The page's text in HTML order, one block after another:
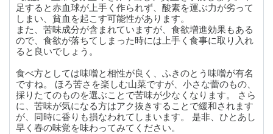
足すると赤血球が上手く作られず、酸素を運ぶ力が劣って
しまい、貧血を起こす可能性があります。
また、苦味成分が含まれていますが、食欲増進効果もある
ので、食欲が落ちてしまった時には上手く食事に取り入れ
ると良いでしょう。
食べ方としては味噌と相性が良く、ふきのとう味噌が有名
ですね。 ほろ苦さを楽しむ山菜ですが、小さな蕾のもの、
採りたてのものを選ぶことで苦味が少なくなります。 さら
に、苦味が気になる方はアク抜きすることで緩和されます
が、同時に香りも損なわれてしまいます。 是非、ひとあし
早く春の味覚を味わってみてください。